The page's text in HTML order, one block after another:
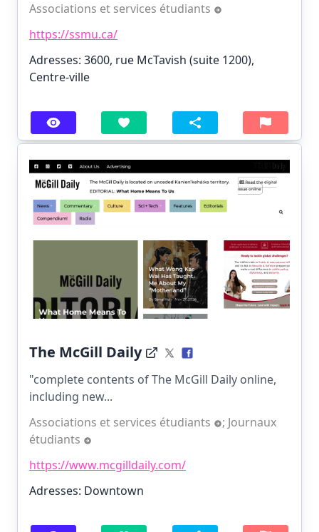
Associations et services étudiants
https://ssmu.ca/
Adresses: 3600, rue McTavish (suite 1200),
Centre-ville
The McGill Daily
"complete contents of The McGill Daily online,
including new...
Associations et services étudiants
; Journaux
étudiants
https://www.mcgilldaily.com/
Adresses: Downtown